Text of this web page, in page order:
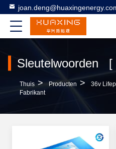
Thuis > Producten >
36v
Fabrikant